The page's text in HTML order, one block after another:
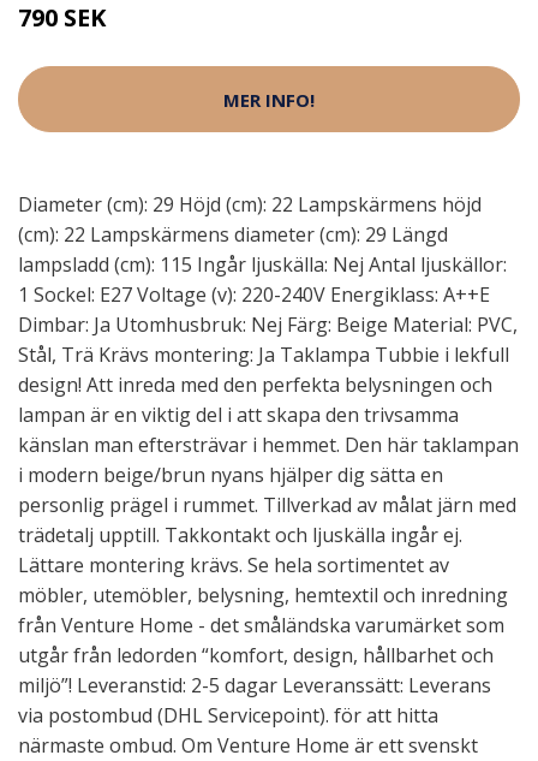
790 SEK
MER INFO!
Diameter (cm): 29 Höjd (cm): 22 Lampskärmens höjd
(cm): 22 Lampskärmens diameter (cm): 29 Längd
lampsladd (cm): 115 Ingår ljuskälla: Nej Antal ljuskällor:
1 Sockel: E27 Voltage (v): 220-240V Energiklass: A++E
Dimbar: Ja Utomhusbruk: Nej Färg: Beige Material: PVC,
Stål, Trä Krävs montering: Ja Taklampa Tubbie i lekfull
design! Att inreda med den perfekta belysningen och
lampan är en viktig del i att skapa den trivsamma
känslan man eftersträvar i hemmet. Den här taklampan
i modern beige/brun nyans hjälper dig sätta en
personlig prägel i rummet. Tillverkad av målat järn med
trädetalj upptill. Takkontakt och ljuskälla ingår ej.
Lättare montering krävs. Se hela sortimentet av
möbler, utemöbler, belysning, hemtextil och inredning
från Venture Home - det småländska varumärket som
utgår från ledorden “komfort, design, hållbarhet och
miljö”! Leveranstid: 2-5 dagar Leveranssätt: Leverans
via postombud (DHL Servicepoint). för att hitta
närmaste ombud. Om Venture Home är ett svenskt